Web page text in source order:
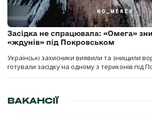
Засідка не спрацювала: «Омега»
«ждунів» під Покровськом
Українські захисники виявили та знищили
готували засідку на одному з териконів під
ВАКАНСІЇ